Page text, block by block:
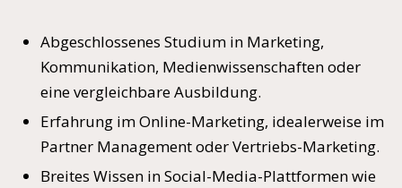
Abgeschlossenes Studium in Marketing,
Kommunikation, Medienwissenschaften oder
eine vergleichbare Ausbildung.
Erfahrung im Online-Marketing, idealerweise im
Partner Management oder Vertriebs-Marketing.
Breites Wissen in Social-Media-Plattformen wie